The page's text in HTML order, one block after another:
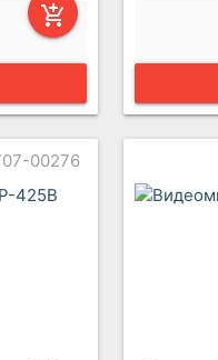
add_shopping_cart
00276